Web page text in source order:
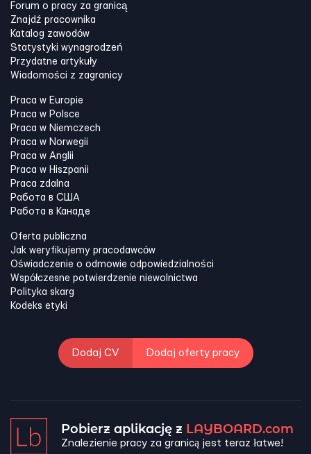
Forum o pracy za granicą
Znajdź pracownika
Katalog zawodów
Statystyki wynagrodzeń
Przydatne artykuły
Wiadomości z zagranicy
Praca w Europie
Praca w Polsce
Praca w Niemczech
Praca w Norwegii
Praca w Anglii
Praca w Hiszpanii
Praca zdalna
Работа в США
Работа в Канадe
Oferta publiczna
Jak weryfikujemy pracodawców
Oświadczenie o odmowie odpowiedzialności
Współczesne potwierdzenie niewolnictwa
Polityka skarg
Kodeks etyki
Dodaj CV Dodaj oferty pracy
Pobierz aplikację z LAYBOARD.com
Znalezienie pracy za granicą jest teraz łatwe!